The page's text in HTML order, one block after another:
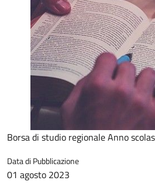
Borsa di studio regionale Anno
Data di Pubblicazione
01 agosto 2023